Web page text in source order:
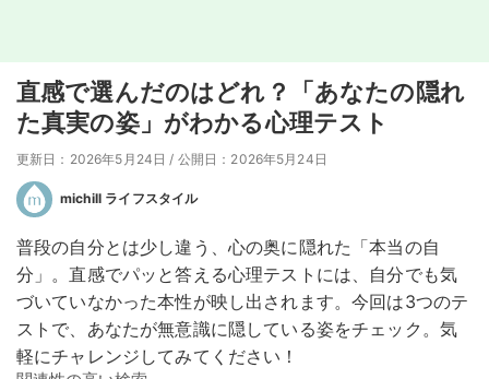
直感で選んだのはどれ？「あなたの隠れ
た真実の姿」がわかる心理テスト
更新日：2026年5月24日 / 公開日：2026年5月24日
michill ライフスタイル
普段の自分とは少し違う、心の奥に隠れた「本当の自
分」。直感でパッと答える心理テストには、自分でも気
づいていなかった本性が映し出されます。今回は3つのテ
ストで、あなたが無意識に隠している姿をチェック。気
軽にチャレンジしてみてください！